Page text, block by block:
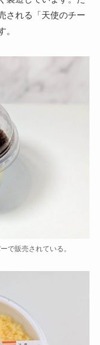
される「天使のチー
。
で販売されている。